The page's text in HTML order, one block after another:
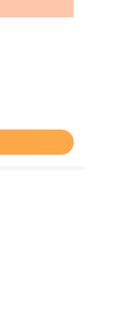
Peeling Gel 植物酵素去角質清